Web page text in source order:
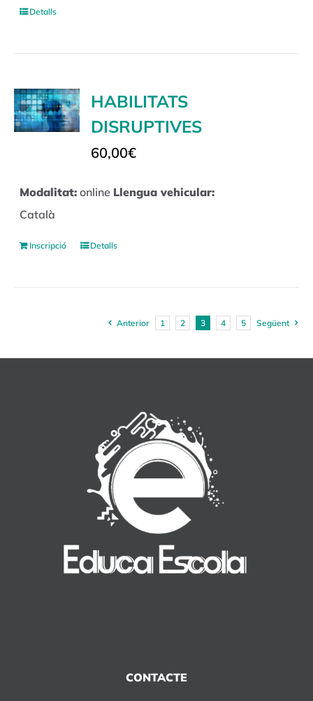
Detalls
HABILITATS
DISRUPTIVES
60,00€
Modalitat: online Llengua vehicular:
Català
Inscripció Detalls
Anterior 1 2 3 4 5 Següent
CONTACTE